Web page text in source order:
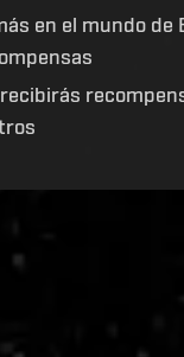
en el mundo de